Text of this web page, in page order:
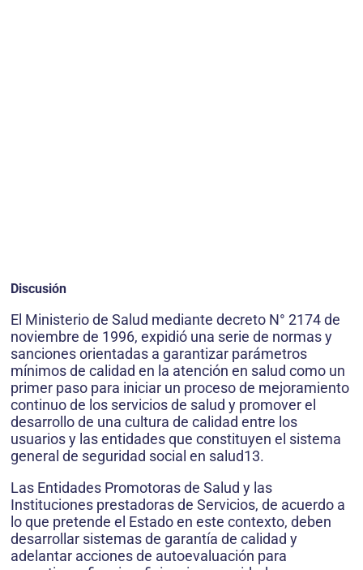
Discusión
El Ministerio de Salud mediante decreto N° 2174 de
noviembre de 1996, expidió una serie de normas y
sanciones orientadas a garantizar parámetros
mínimos de calidad en la atención en salud como un
primer paso para iniciar un proceso de mejoramiento
continuo de los servicios de salud y promover el
desarrollo de una cultura de calidad entre los
usuarios y las entidades que constituyen el sistema
general de seguridad social en salud13.
Las Entidades Promotoras de Salud y las
Instituciones prestadoras de Servicios, de acuerdo a
lo que pretende el Estado en este contexto, deben
desarrollar sistemas de garantía de calidad y
adelantar acciones de autoevaluación para